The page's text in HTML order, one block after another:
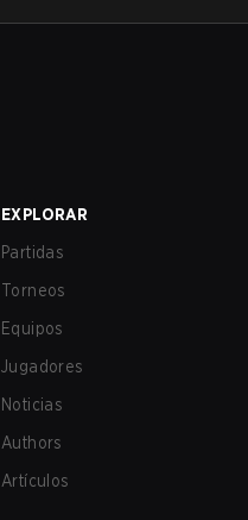
EXPLORAR
Partidas
Torneos
Equipos
Jugadores
Noticias
Authors
Artículos